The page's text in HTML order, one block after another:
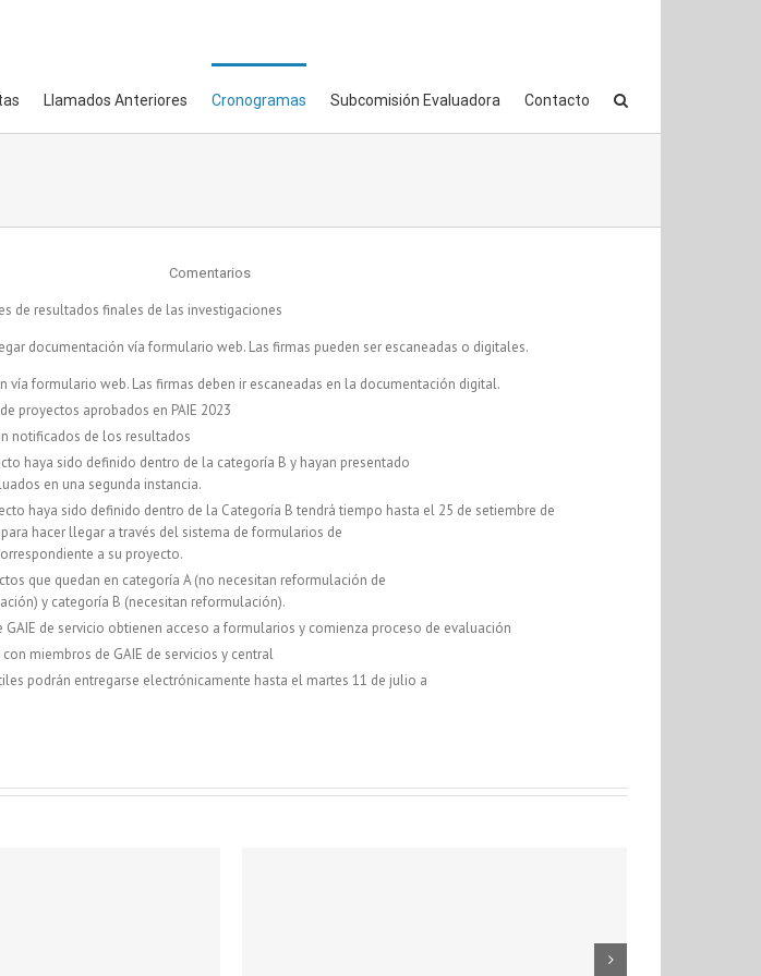
Llamados Anteriores Cronogramas Subcomisión Evaluadora Contacto
Comentarios
de resultados finales de las investigaciones
documentación vía formulario web. Las firmas pueden ser escaneadas o digitales.
vía formulario web. Las firmas deben ir escaneadas en la documentación digital.
proyectos aprobados en PAIE 2023
notificados de los resultados
haya sido definido dentro de la categoría B y hayan presentado
en una segunda instancia.
haya sido definido dentro de la Categoría B tendrá tiempo hasta el 25 de setiembre de
hacer llegar a través del sistema de formularios de
a su proyecto.
que quedan en categoría A (no necesitan reformulación de
y categoría B (necesitan reformulación).
de servicio obtienen acceso a formularios y comienza proceso de evaluación
miembros de GAIE de servicios y central
podrán entregarse electrónicamente hasta el martes 11 de julio a